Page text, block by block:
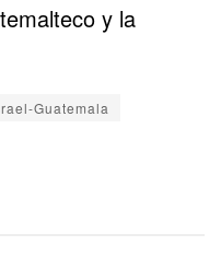
y la
Guatemala